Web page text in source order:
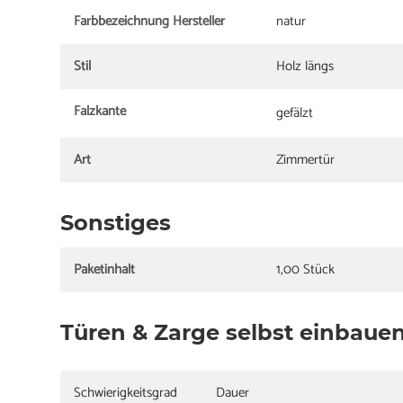
Farbbezeichnung Hersteller
natur
Stil
Holz längs
Falzkante
gefälzt
Art Zimmertür
Sonstiges
Paketinhalt 1,00 Stück
Türen & Zarge selbst
Schwierigkeitsgrad
Dauer